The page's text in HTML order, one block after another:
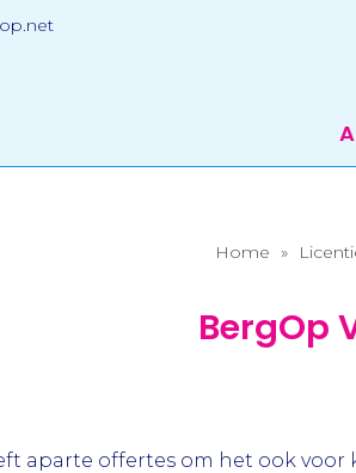
Home »
BergOp
aparte offertes om het ook